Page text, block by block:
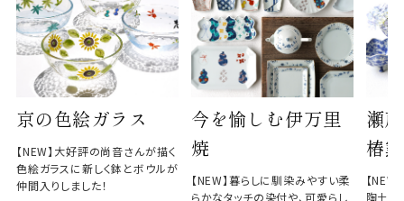
京の色絵ガラス
【NEW】大好評の尚音さんが描く
色絵ガラスに新しく鉢とボウルが
仲間入りしました！
今を愉しむ伊万里
焼
【NEW】暮らしに馴染みやすい柔
らかなタッチの染付や、可愛らし
瀬
椿窯
【
陶土と